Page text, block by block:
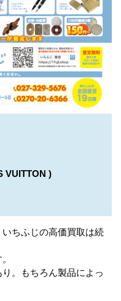
VUITTON )
ちふじの高価買取は続
。もちろん製品によっ